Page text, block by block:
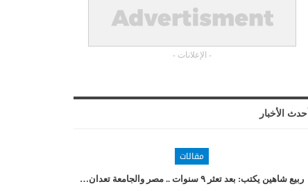
- الإعلانات -
أحدث الأخبار
مقالات
ربيع شاهين يكتب: بعد تعثر ٩ سنوات .. مصر والجامعة تعدان…